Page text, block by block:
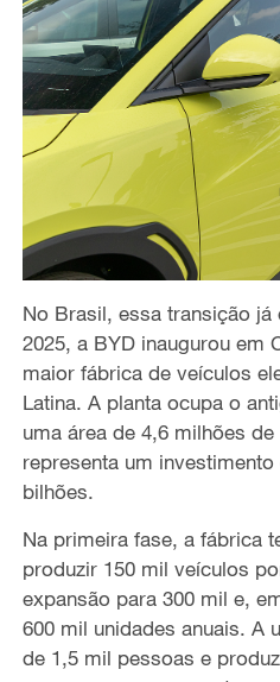
No Brasil, essa transição
2025, a BYD inaugurou em
maior fábrica de veículos
Latina. A planta ocupa o
uma área de 4,6 milhões
representa um
bilhões.
Na primeira fase, a fábrica
produzir 150 mil veículos
expansão para 300 mil e,
600 mil unidades anuais. A
de 1,5 mil pessoas e